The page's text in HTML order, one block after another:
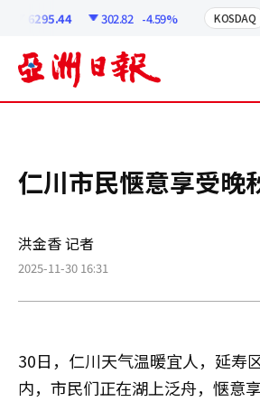
6295.44 302.82 -4.59% KOSDAQ
仁川市民惬意享受晚
洪金香 记者
2025-11-30 16:31
30日，仁川天气温暖宜人，延寿
内，市民们正在湖上泛舟，惬意